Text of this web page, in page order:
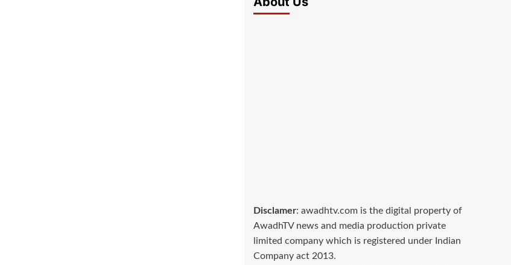
Disclamer: awadhtv.com is the digital property of
AwadhTV news and media production private
limited company which is registered under Indian
Company act 2013.